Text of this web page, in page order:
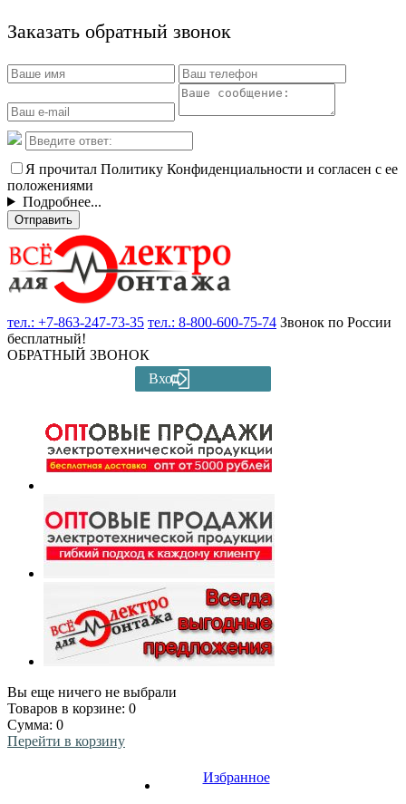
Заказать обратный звонок
Я прочитал Политику Конфиденциальности и согласен с ее
положениями
Подробнее...
Отправить
тел.: +7-863-247-73-35 тел.: 8-800-600-75-74 Звонок по России
бесплатный!
ОБРАТНЫЙ ЗВОНОК
Вход
Вы еще ничего не выбрали
Товаров в корзине: 0
Сумма: 0
Перейти в корзину
Избранное